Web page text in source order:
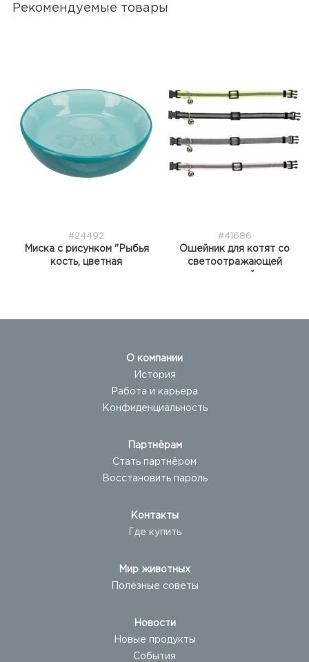
Рекомендуемые товары
#24492
Миска с рисунком "Рыбья
кость, цветная
#41686
Ошейник для котят со
светоотражающей
О компании
История
Работа и карьера
Конфиденциальность
Партнёрам
Стать партнёром
Восстановить пароль
Контакты
Где купить
Мир животных
Полезные советы
Новости
Новые продукты
События